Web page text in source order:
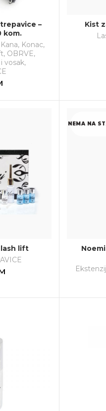
–
kom.
Kana, Konac,
, OBRVE,
vosak,
Kist
lash lift
NEMA NA